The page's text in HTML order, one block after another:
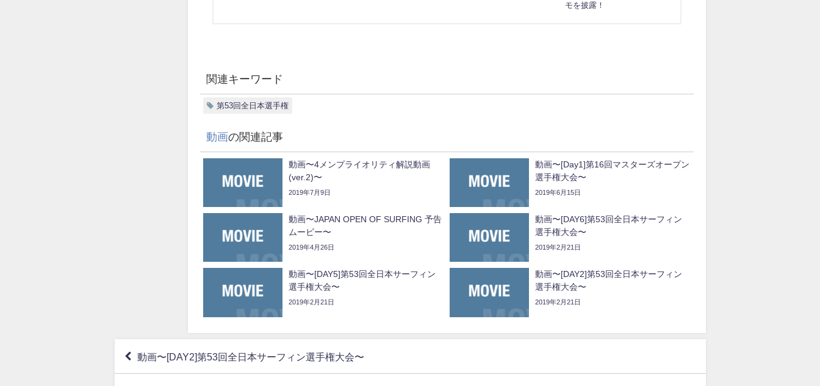
モを披露！
関連キーワード
第53回全日本選手権
動画の関連記事
動画〜4メンプライオリティ解説動画
(ver.2)〜
2019年7月9日
動画〜[Day1]第16回マスターズオープン
選手権大会〜
2019年6月15日
動画〜JAPAN OPEN OF SURFING 予告
ムービー〜
2019年4月26日
動画〜[DAY6]第53回全日本サーフィン
選手権大会〜
2019年2月21日
動画〜[DAY5]第53回全日本サーフィン
選手権大会〜
2019年2月21日
動画〜[DAY2]第53回全日本サーフィン
選手権大会〜
2019年2月21日
動画〜[DAY2]第53回全日本サーフィン選手権大会〜